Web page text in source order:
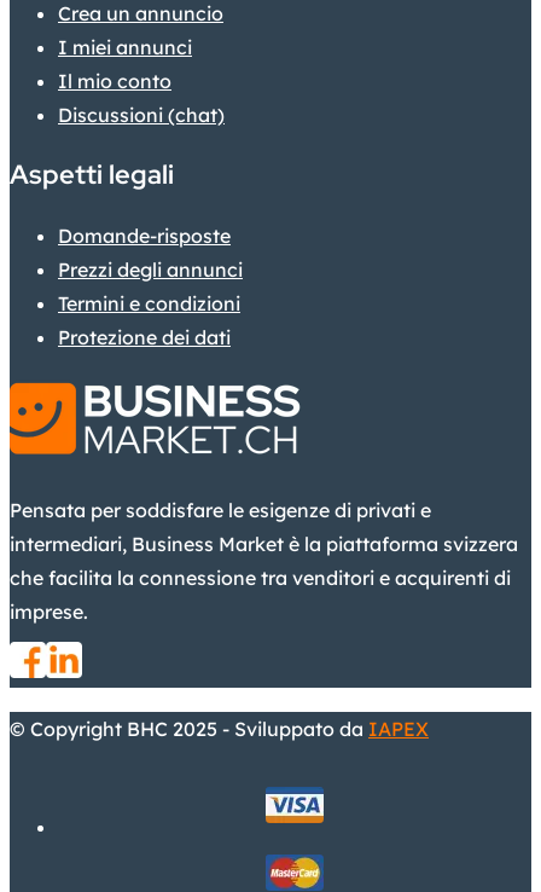
Crea un annuncio
I miei annunci
Il mio conto
Discussioni (chat)
Aspetti legali
Domande-risposte
Prezzi degli annunci
Termini e condizioni
Protezione dei dati
Pensata per soddisfare le esigenze di privati e
intermediari, Business Market è la piattaforma svizzera
che facilita la connessione tra venditori e acquirenti di
imprese.
© Copyright BHC 2025 - Sviluppato da IAPEX